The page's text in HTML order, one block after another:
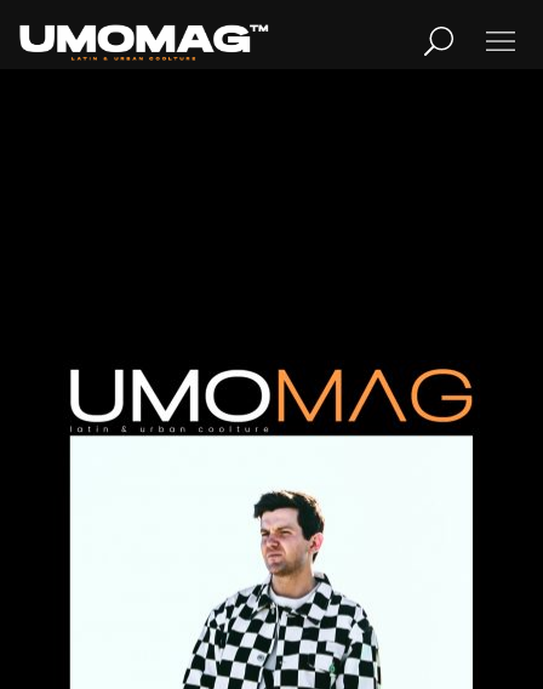
Cover Story
Publicidad
Contacto
Aviso Legal
Cover Story REVISTA
DILLON FRANCIS,
sonido global